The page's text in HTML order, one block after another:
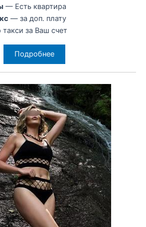
— Есть квартира
— за доп. плату
такси за Ваш счет
Подробнее